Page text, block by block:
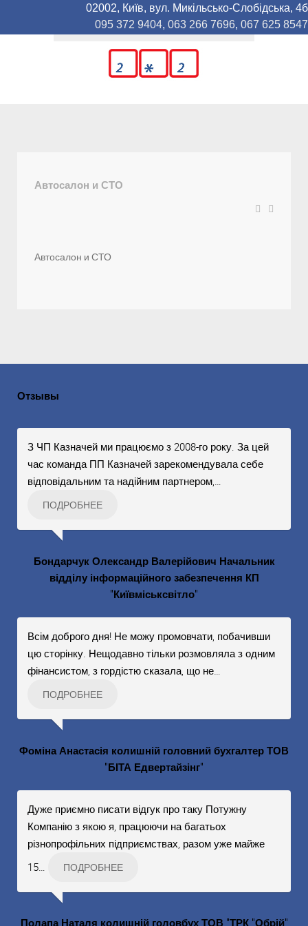
02002, Київ, вул. Микільсько-Слобідська, 4б
095 372 9404, 063 266 7696, 067 625 8547
Автосалон и СТО
Автосалон и СТО
Отзывы
З ЧП Казначей ми працюємо з 2008-го року. За цей
час команда ПП Казначей зарекомендувала себе
відповідальним та надійним партнером,…
ПОДРОБНЕЕ
Бондарчук Олександр Валерійович Начальник
відділу інформаційного забезпечення КП
"Київміськсвітло"
Всім доброго дня! Не можу промовчати, побачивши
цю сторінку. Нещодавно тільки розмовляла з одним
фінансистом, з гордістю сказала, що не
ПОДРОБНЕЕ
Фоміна Анастасія колишній головний бухгалтер ТОВ
"БІТА Едвертайзінг"
Дуже приємно писати відгук про таку Потужну
Компанію з якою я, працюючи на багатьох
різнопрофільних підприємствах, разом уже майже
15
ПОДРОБНЕЕ
Полапа Наталя колишній головбух ТОВ "ТРК "Обрій"